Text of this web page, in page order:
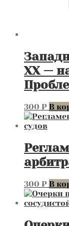
XX —
300 ₽ В
300 ₽ В